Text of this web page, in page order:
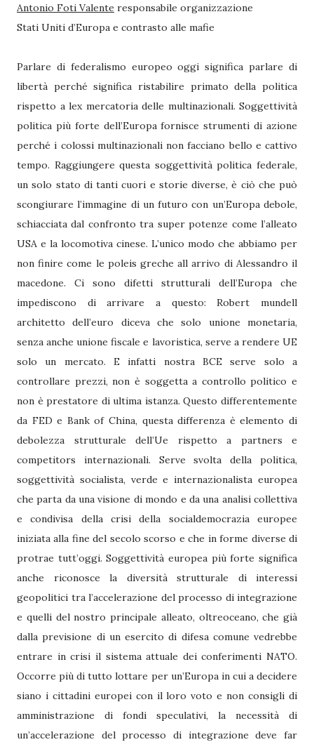
Antonio Foti Valente responsabile organizzazione
Stati Uniti d’Europa e contrasto alle mafie
Parlare di federalismo europeo oggi significa parlare di
libertà perché significa ristabilire primato della politica
rispetto a lex mercatoria delle multinazionali. Soggettività
politica più forte dell’Europa fornisce strumenti di azione
perché i colossi multinazionali non facciano bello e cattivo
tempo. Raggiungere questa soggettività politica federale,
un solo stato di tanti cuori e storie diverse, è ciò che può
scongiurare l’immagine di un futuro con un’Europa debole,
schiacciata dal confronto tra super potenze come l’alleato
USA e la locomotiva cinese. L’unico modo che abbiamo per
non finire come le poleis greche all arrivo di Alessandro il
macedone. Ci sono difetti strutturali dell’Europa che
impediscono di arrivare a questo: Robert mundell
architetto dell’euro diceva che solo unione monetaria,
senza anche unione fiscale e lavoristica, serve a rendere UE
solo un mercato. E infatti nostra BCE serve solo a
controllare prezzi, non è soggetta a controllo politico e
non è prestatore di ultima istanza. Questo differentemente
da FED e Bank of China, questa differenza è elemento di
debolezza strutturale dell’Ue rispetto a partners e
competitors internazionali. Serve svolta della politica,
soggettività socialista, verde e internazionalista europea
che parta da una visione di mondo e da una analisi collettiva
e condivisa della crisi della socialdemocrazia europee
iniziata alla fine del secolo scorso e che in forme diverse di
protrae tutt’oggi. Soggettività europea più forte significa
anche riconosce la diversità strutturale di interessi
geopolitici tra l’accelerazione del processo di integrazione
e quelli del nostro principale alleato, oltreoceano, che già
dalla previsione di un esercito di difesa comune vedrebbe
entrare in crisi il sistema attuale dei conferimenti NATO.
Occorre più di tutto lottare per un’Europa in cui a decidere
siano i cittadini europei con il loro voto e non consigli di
amministrazione di fondi speculativi, la necessità di
un’accelerazione del processo di integrazione deve far